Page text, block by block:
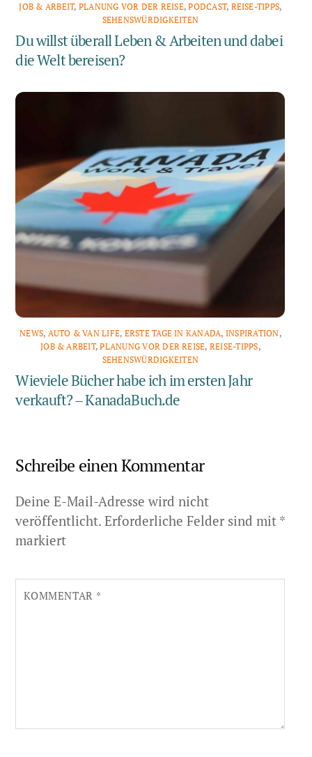
JOB & ARBEIT, PLANUNG VOR DER REISE,PODCAST, REISE-TIPPS,
SEHENSWÜRDIGKEITEN
Du willst überall Leben & Arbeiten und dabei
die Welt bereisen?
NEWS, AUTO & VAN LIFE, ERSTE TAGE IN KANADA, INSPIRATION,
JOB & ARBEIT,PLANUNG VOR DER REISE, REISE-TIPPS,
SEHENSWÜRDIGKEITEN
Wieviele Bücher habe ich im ersten Jahr
verkauft? – KanadaBuch.de
Schreibe einen Kommentar
Deine E-Mail-Adresse wird nicht
veröffentlicht. Erforderliche Felder sind mit *
markiert
KOMMENTAR *